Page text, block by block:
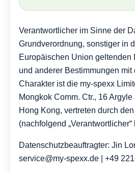
Verantwortlicher im Sinne der
Grundverordnung, sonstiger in
Europäischen Union geltenden
und anderer Bestimmungen
Charakter ist die my-spexx
Mongkok Comm. Ctr., 16
Hong Kong, vertreten durch
(nachfolgend „Verantwortlicher“
Datenschutzbeauftragter: Jin
service@my-spexx.de | +49